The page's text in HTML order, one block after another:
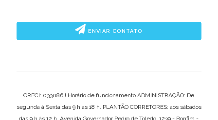
ENVIAR CONTATO
CRECI: 033086J Horário de funcionamento ADMINISTRAÇÃO: De
segunda à Sexta das 9 h às 18 h. PLANTÃO CORRETORES: aos sábados
das 9 h às 12 h. Avenida Governador Pedro de Toledo, 1239 - Bonfim -